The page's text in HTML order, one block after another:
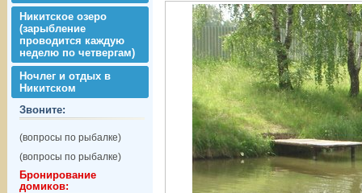
Никитское озеро
(зарыбление
проводится каждую
неделю по четвергам)
Ночлег и отдых в
Никитском
Звоните:
(вопросы по рыбалке)
(вопросы по рыбалке)
Бронирование
домиков: